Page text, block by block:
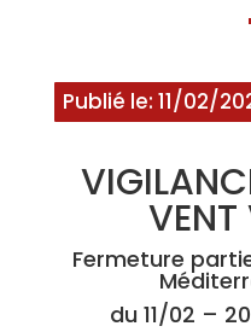
Publié le: 11/02/
VENT
Fermeture
du 11/02 –